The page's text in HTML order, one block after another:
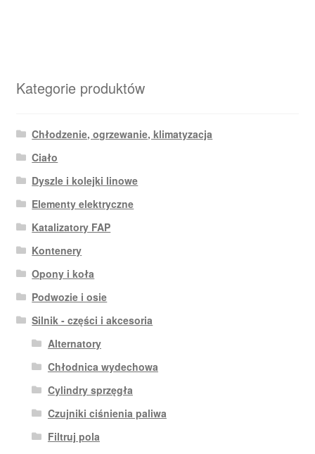
Kategorie produktów
Chłodzenie, ogrzewanie, klimatyzacja
Ciało
Dyszle i kolejki linowe
Elementy elektryczne
Katalizatory FAP
Kontenery
Opony i koła
Podwozie i osie
Silnik - części i akcesoria
Alternatory
Chłodnica wydechowa
Cylindry sprzęgła
Czujniki ciśnienia paliwa
Filtruj pola